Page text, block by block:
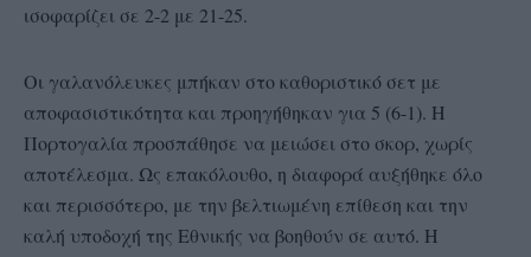
ισοφαρίζει σε 2-2 με 21-25.
Οι γαλανόλευκες μπήκαν στο καθοριστικό σετ με
αποφασιστικότητα και προηγήθηκαν για 5 (6-1). Η
Πορτογαλία προσπάθησε να μειώσει στο σκορ, χωρίς
αποτέλεσμα. Ως επακόλουθο, η διαφορά αυξήθηκε όλο
και περισσότερο, με την βελτιωμένη επίθεση και την
καλή υποδοχή της Εθνικής να βοηθούν σε αυτό. Η